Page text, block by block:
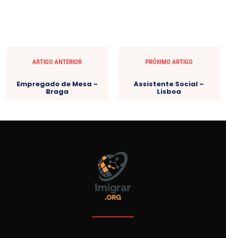
ARTIGO ANTERIOR
Empregado de Mesa –
Braga
PRÓXIMO ARTIGO
Assistente Social –
Lisboa